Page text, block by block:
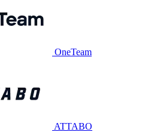
OneTeam
ATTABO